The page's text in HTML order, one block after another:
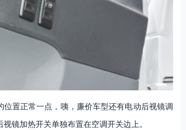
位置正常一点，咦，廉价车型还有电动后视镜调
镜加热开关单独布置在空调开关边上。